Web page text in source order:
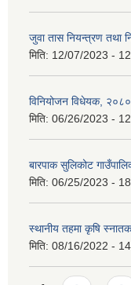
जुवा तास नियन्त्रण तथा
मिति: 12/07/2023 -
विनियोजन विधेयक, २०८०
मिति: 06/26/2023 -
बारपाक सुलिकोट
मिति: 06/25/2023 -
स्थानीय तहमा कृषि
मिति: 08/16/2022 -